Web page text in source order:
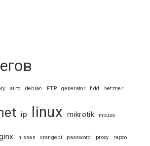
auto debian FTP generator hdd hetzner
ip linux mikrotik mouse
nissan orangepi password proxy rapoo